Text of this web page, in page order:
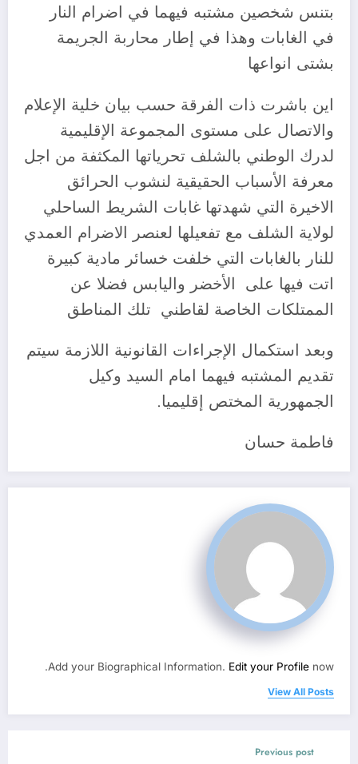
بتنس شخصين مشتبه فيهما في اضرام النار
في الغابات وهذا في إطار محاربة الجريمة
بشتى انواعها
اين باشرت ذات الفرقة حسب بيان خلية الإعلام
والاتصال على مستوى المجموعة الإقليمية
لدرك الوطني بالشلف تحرياتها المكثفة من اجل
معرفة الأسباب الحقيقية لنشوب الحرائق
الاخيرة التي شهدتها غابات الشريط الساحلي
لولاية الشلف مع تفعيلها لعنصر الاضرام العمدي
للنار بالغابات التي خلفت خسائر مادية كبيرة
اتت فيها على الأخضر واليابس فضلا عن
الممتلكات الخاصة لقاطني تلك المناطق
وبعد استكمال الإجراءات القانونية اللازمة سيتم
تقديم المشتبه فيهما امام السيد وكيل
الجمهورية المختص إقليميا.
فاطمة حسان
Add your Biographical Information. Edit your Profile now.
View All Posts
Previous post